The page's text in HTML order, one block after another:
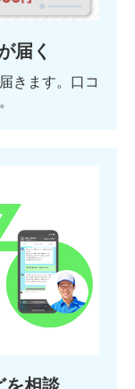
届く
きます。口コ